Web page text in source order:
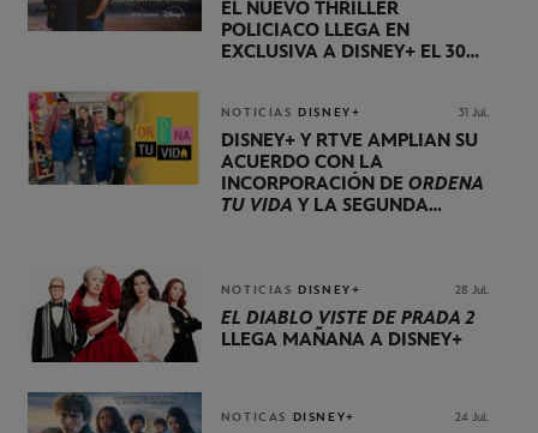
EL NUEVO THRILLER
POLICIACO LLEGA EN
EXCLUSIVA A DISNEY+ EL 30
NOTICIAS DISNEY+ 31 Jul.
DISNEY+ Y RTVE AMPLÍAN SU
ACUERDO CON LA
INCORPORACIÓN DE ORDENA
TU VIDA Y LA SEGUNDA
NOTICIAS DISNEY+ 28 Jul.
EL DIABLO VISTE DE PRADA 2
LLEGA MAÑANA A DISNEY+
NOTICAS DISNEY+ 24 Jul.